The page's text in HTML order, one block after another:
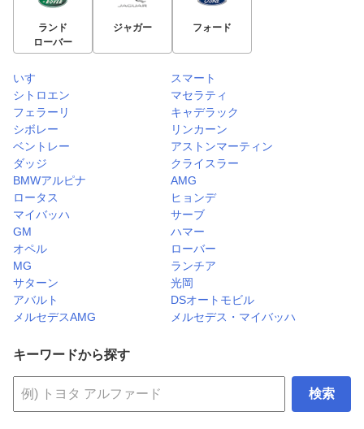
ランド
ローバー
ジャガー フォード
いすゞ
スマート
シトロエン
マセラティ
フェラーリ
キャデラック
シボレー
リンカーン
ベントレー
アストンマーティン
ダッジ
クライスラー
BMWアルピナ
AMG
ロータス
ヒョンデ
マイバッハ
サーブ
GM
ハマー
オペル
ローバー
MG
ランチア
サターン
光岡
アバルト
DSオートモビル
メルセデスAMG
メルセデス・マイバッハ
キーワードから探す
検索